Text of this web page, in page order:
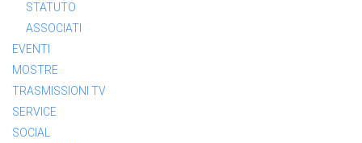
STATUTO
ASSOCIATI
EVENTI
MOSTRE
TRASMISSIONI TV
SERVICE
SOCIAL